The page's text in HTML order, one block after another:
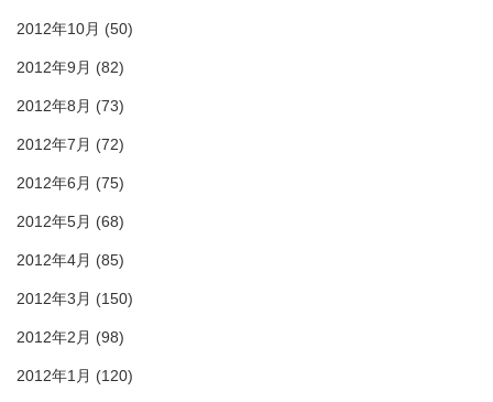
2012年10月 (50)
2012年9月 (82)
2012年8月 (73)
2012年7月 (72)
2012年6月 (75)
2012年5月 (68)
2012年4月 (85)
2012年3月 (150)
2012年2月 (98)
2012年1月 (120)